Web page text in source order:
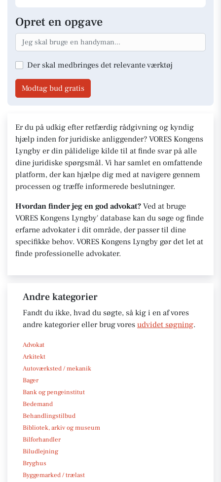
Opret en opgave
Der skal medbringes det relevante værktøj
Modtag bud gratis
Er du på udkig efter retfærdig rådgivning og kyndig
hjælp inden for juridiske anliggender? VORES Kongens
Lyngby er din pålidelige kilde til at finde svar på alle
dine juridiske spørgsmål. Vi har samlet en omfattende
platform, der kan hjælpe dig med at navigere gennem
processen og træffe informerede beslutninger.
Hvordan finder jeg en god advokat? Ved at bruge
VORES Kongens Lyngby' database kan du søge og finde
erfarne advokater i dit område, der passer til dine
specifikke behov. VORES Kongens Lyngby gør det let at
finde professionelle advokater.
Andre kategorier
Fandt du ikke, hvad du søgte, så kig i en af vores
andre kategorier eller brug vores udvidet søgning.
Advokat
Arkitekt
Autoværksted / mekanik
Bager
Bank og pengeinstitut
Bedemand
Behandlingstilbud
Bibliotek, arkiv og museum
Bilforhandler
Biludlejning
Bryghus
Byggemarked / trælast